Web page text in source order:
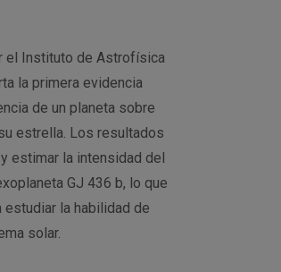
el Instituto de Astrofísica
la primera evidencia
de un planeta sobre
estrella. Los resultados
estimar la intensidad del
GJ 436 b, lo que
estudiar la habilidad de
solar.